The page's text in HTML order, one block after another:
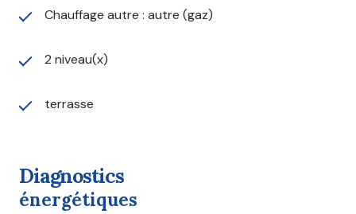
Chauffage autre : autre (gaz)
2 niveau(x)
terrasse
diagnostics
énergétiques